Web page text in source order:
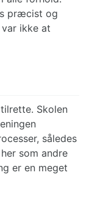
præcist og
ikke at
Skolen
således
som andre
er en meget